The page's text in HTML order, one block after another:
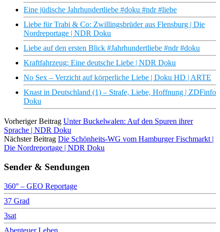
Eine jüdische Jahrhundertliebe #doku #ndr #liebe
Liebe für Trabi & Co: Zwillingsbrüder aus Flensburg | Die
Nordreportage | NDR Doku
Liebe auf den ersten Blick #Jahrhundertliebe #ndr #doku
Kraftfahrzeug: Eine deutsche Liebe | NDR Doku
No Sex – Verzicht auf körperliche Liebe | Doku HD | ARTE
Knast in Deutschland (1) – Strafe, Liebe, Hoffnung | ZDFinfo
Doku
Vorheriger Beitrag Unter Buckelwalen: Auf den Spuren ihrer
Sprache | NDR Doku
Nächster Beitrag Die Schönheits-WG vom Hamburger Fischmarkt |
Die Nordreportage | NDR Doku
Sender & Sendungen
360° – GEO Reportage
37 Grad
3sat
Abenteuer Leben